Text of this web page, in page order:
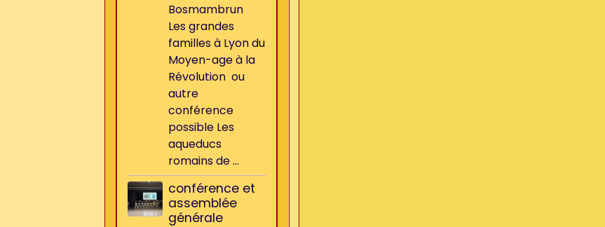
Bosmambrun
Les grandes
familles à Lyon du
Moyen-age à la
Révolution ou
autre
conférence
possible Les
aqueducs
romains de ...
conférence et
assemblée
générale